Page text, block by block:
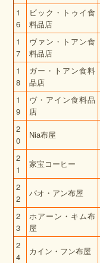
1
6
ビック・トゥイ食
料品店
1
7
ヴァン・トアン食
料品店
1
8
ガー・トアン食料
品店
1
9
ヴ・アイン食料品
店
2
0
Nia布屋
2
1
家宝コーヒー
2
2
バオ・アン布屋
2
3
ホアーン・キム布
屋
2
4
カイン・フン布屋